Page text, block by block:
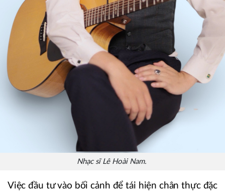
Nhạc sĩ Lê Hoài Nam.
Việc đầu tư vào bối cảnh để tái hiện chân thực đặc